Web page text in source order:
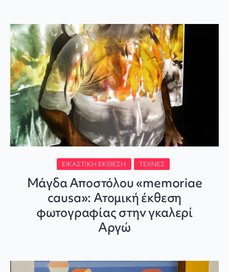
ΕΙΚΑΣΤΙΚΉ ΈΚΘΕΣΗ ΤΈΧΝΕΣ
Μάγδα Αποστόλου «memoriae
causa»: Ατομική έκθεση
φωτογραφίας στην γκαλερί
Αργώ